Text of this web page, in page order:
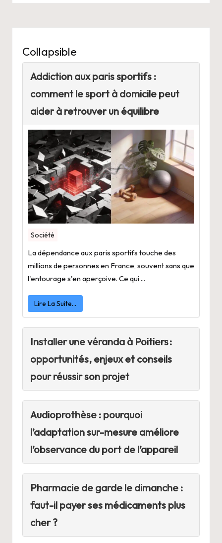
Collapsible
Addiction aux paris sportifs :
comment le sport à domicile peut
aider à retrouver un équilibre
Société
La dépendance aux paris sportifs touche des
millions de personnes en France, souvent sans que
l'entourage s'en aperçoive. Ce qui ...
Lire La Suite…
Installer une véranda à Poitiers :
opportunités, enjeux et conseils
pour réussir son projet
Audioprothèse : pourquoi
l’adaptation sur-mesure améliore
l’observance du port de l’appareil
Pharmacie de garde le dimanche :
faut-il payer ses médicaments plus
cher ?